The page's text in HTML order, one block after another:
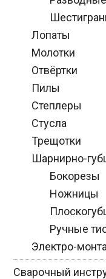
Лопаты
Молотки
Отвёртки
Пилы
Степлеры
Стусла
Трещотки
Шарнирно-
Бокорезы
Ножницы
Ручные
Электро-
Сварочный